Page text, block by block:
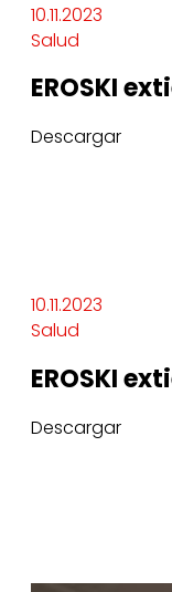
10.11.2023
Salud
EROSKI
Descargar
10.11.2023
Salud
EROSKI
Descargar